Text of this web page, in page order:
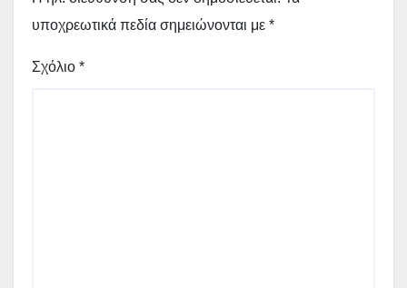
υποχρεωτικά πεδία σημειώνονται με *
Σχόλιο *